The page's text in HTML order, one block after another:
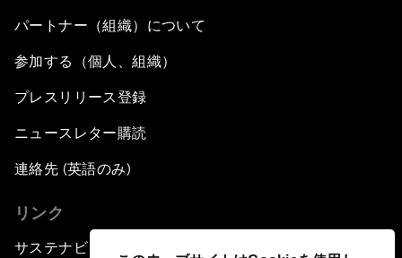
パートナー（組織）について
参加する（個人、組織）
プレスリリース登録
ニュースレター購読
連絡先 (英語のみ)
リンク
サステナビリティへの取り組み